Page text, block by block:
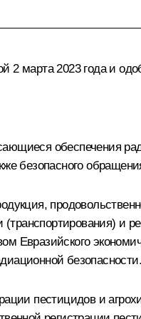
2 марта 2023 года и
обеспечения
безопасного
(транспортирования)
Евразийского
безопасности.
пестицидов и